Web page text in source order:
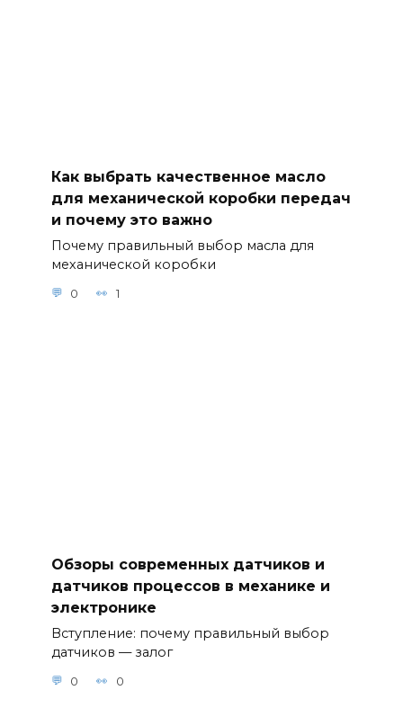
Как выбрать качественное масло
для механической коробки передач
и почему это важно
Почему правильный выбор масла для
механической коробки
0 1
Обзоры современных датчиков и
датчиков процессов в механике и
электронике
Вступление: почему правильный выбор
датчиков — залог
0 0